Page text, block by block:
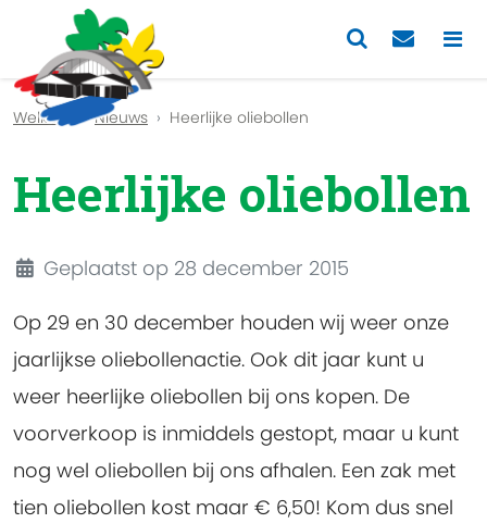
Previous
Welkom Nieuws Heerlijke oliebollen
Heerlijke oliebollen
DetailsGeplaatst op 28 december 2015
Op 29 en 30 december houden wij weer onze
jaarlijkse oliebollenactie. Ook dit jaar kunt u
weer heerlijke oliebollen bij ons kopen. De
voorverkoop is inmiddels gestopt, maar u kunt
nog wel oliebollen bij ons afhalen. Een zak met
tien oliebollen kost maar € 6,50! Kom dus snel